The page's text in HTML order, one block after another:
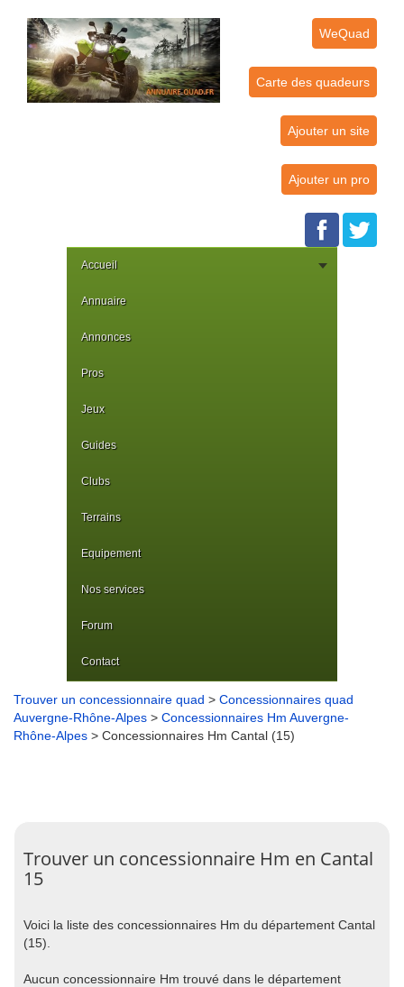
WeQuad
Carte des quadeurs
Ajouter un site
Ajouter un pro
Accueil
Annuaire
Annonces
Pros
Jeux
Guides
Clubs
Terrains
Equipement
Nos services
Forum
Contact
Trouver un concessionnaire quad > Concessionnaires quad
Auvergne-Rhône-Alpes > Concessionnaires Hm Auvergne-
Rhône-Alpes > Concessionnaires Hm Cantal (15)
Trouver un concessionnaire Hm en Cantal
15
Voici la liste des concessionnaires Hm du département Cantal
(15).
Aucun concessionnaire Hm trouvé dans le département